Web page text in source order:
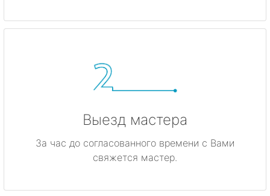
Выезд мастера
За час до согласованного времени с Вами
свяжется мастер.